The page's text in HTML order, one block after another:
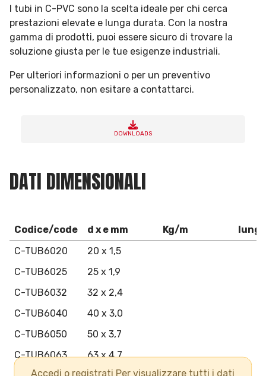
I tubi in C-PVC sono la scelta ideale per chi cerca
prestazioni elevate e lunga durata. Con la nostra
gamma di prodotti, puoi essere sicuro di trovare la
soluzione giusta per le tue esigenze industriali.
Per ulteriori informazioni o per un preventivo
personalizzato, non esitare a contattarci.
DOWNLOADS
DATI DIMENSIONALI
Codice/code d x e mm Kg/m
C-TUB6020
20 x 1,5
C-TUB6025
25 x 1,9
C-TUB6032
32 x 2,4
C-TUB6040
40 x 3,0
C-TUB6050
50 x 3,7
C-TUB6063
63 x 4,7
Accedi o registrati Per visualizzare tutti i dati